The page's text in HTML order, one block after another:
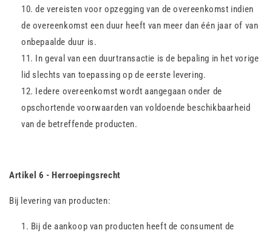
de vereisten voor opzegging van de overeenkomst indien
de overeenkomst een duur heeft van meer dan één jaar of van
onbepaalde duur is.
In geval van een duurtransactie is de bepaling in het vorige
lid slechts van toepassing op de eerste levering.
Iedere overeenkomst wordt aangegaan onder de
opschortende voorwaarden van voldoende beschikbaarheid
van de betreffende producten.
Artikel 6 - Herroepingsrecht
Bij levering van producten:
Bij de aankoop van producten heeft de consument de